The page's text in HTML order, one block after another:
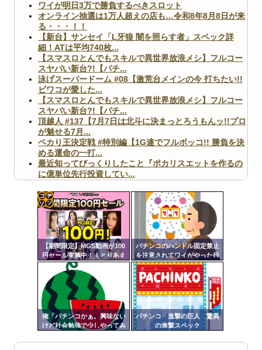
ワイが明日3万で勝負するべきスロット
オンライン抽選は1万人超えの店も…令和8年8月8日が来
る・・・！！
【新台】サンセイ「L牙狼 闇を照らす者」スペック詳
細！ATは平均740枚...
【スマスロとんでもスキルで異世界放浪メシ】フルコー
スヤバい新台?!【パチ...
泳げスーパードーム #08【激荒台メインの今 打ちたい!!
ビワコが愛した...
【スマスロとんでもスキルで異世界放浪メシ】フルコー
スヤバい新台?!【パチ...
頂越人 #137【7月7日は北斗に決まっとろうもんッ!!プロ
が魅せる7月...
ペカり王決定戦 #特別編【1G連でフルボッコ!! 勝負を決
める運命の一打...
最近知ってびっくりしたこと『ポカリスエットを作るの
に億単位先行投資してい...
ますｗ」←これどうす...
【閲覧注意】俺が近くにいると機械が壊れるんだけどさ
【画像】ペプシコーラ社、「こういうのでいいんだよ」
な新商品を発売
Powered by livedoor 相互RSS
【期間限定】MGS動画が100
円セール実施中！！とりあえ
ず全部買うやろｗｗｗｗｗ
パチンコのハンドル固定禁止
を注意されてワイがやった行
為
俺「パチンコかぁ。興味ない
けど社会勉強で少しやってみ
だった
パチンコ 進撃の巨人 驚異
の進撃スペック
コテ
リン
- 固
ンク
自動
更新
ツー